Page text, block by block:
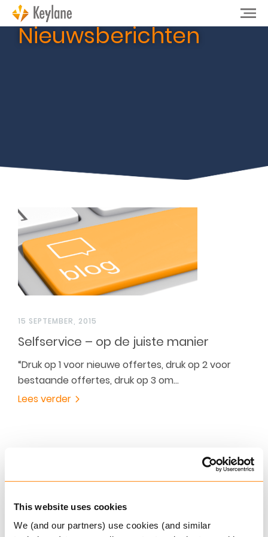
This website uses cookies
We (and our partners) use cookies (and similar
Nieuwsberichten
15 SEPTEMBER, 2015
Selfservice – op de juiste manier
“Druk op 1 voor nieuwe offertes, druk op 2 voor
bestaande offertes, druk op 3 om…
Lees verder